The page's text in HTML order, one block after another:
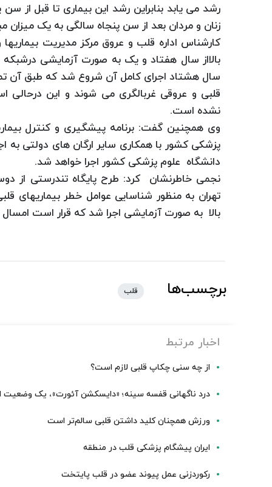
رشد می یابد بنابراین رشد این بیماری تا قبل از
زنان و مردان بعد از سن پنجاه سالگی به یک میزان
کارشناس اداره قلب و عروق مرکز مدیریت
بالااز سال هفتاد و یک به صورت آزمایشی
سال هشتاد اجرای کامل آن شروع شد که طبق آن
قلبی و عروقی غربالگری می شوند و این
نشده است.
پزشکی کشور با همکاری سایر ارگان های دولتی به
دانشگاه علوم پزشکی کشور اجرا خواهد شد.
نجمی خاطرنشان کرد: طرح پایگاه تندرستی از
تهران به منظور شناسایی عوامل خطر بیماریهای
بالا به صورت آزمایشی اجرا شد که قرار است امسال
برچسب‌ها قلب
اخبار مرتبط
از چه سنی چکاپ قلبی لازم است؟
درد ناگهانی قفسه سینه؛ «دایسکشن آئورت»، یک وضعیت
ورزش همچنان کلید داشتن قلبی سالم‌تر است
ایران پیشگام پزشکی قلب در منطقه
رکوردزنی عمل پیوند عضو در قلب پایتخت